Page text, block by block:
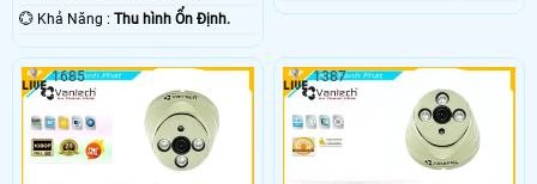
️💮 Khả Năng : Thu hình Ổn Định.
1685 1387